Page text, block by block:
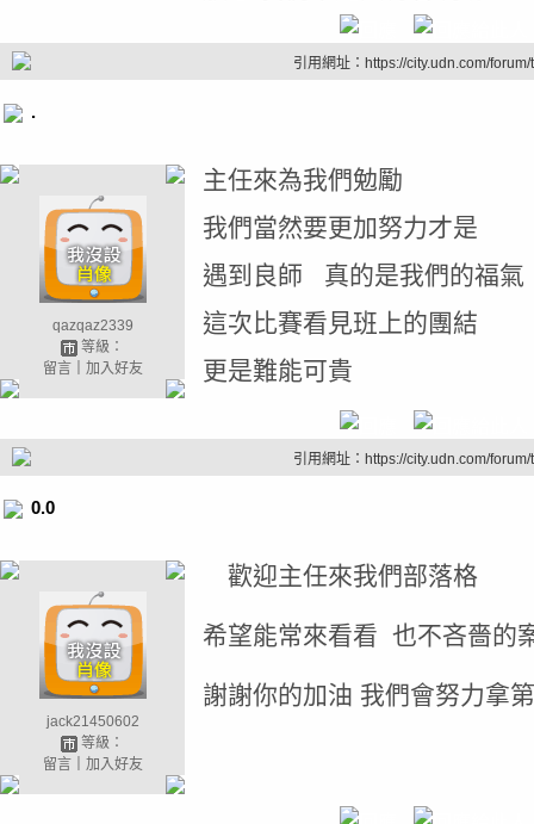
引用網址：https://city.udn.com/
.
qazqaz2339
等級：
留言｜ 加入好友
主任來為我們勉勵
我們當然要更加努力才是
遇到良師 真的是我們的福氣
這次比賽看見班上的團結
更是難能可貴
引用網址：https://city.udn.com/
0.0
jack21450602
等級：
留言｜ 加入好友
歡迎主任來我們部落格
希望能常來看看 也不吝嗇的
謝謝你的加油 我們會努力拿